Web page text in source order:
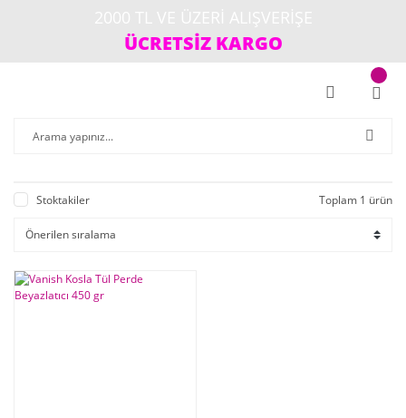
ÜCRETSİZ KARGO
Stoktakiler Toplam 1 ürün